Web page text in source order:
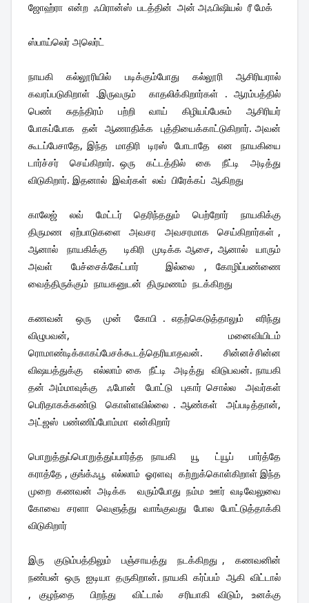
ஜோஹ்ரா  என்ற  ஃபிரான்ஸ்  படத்தின்  அன் அஃபிஷியல்  ரீ மேக்
ஸ்பாய்லெர் அலெர்ட்
நாயகி  கல்லூரியில்  படிக்கும்போது  கல்லூரி  ஆசிரியரால்
கவரப்படுகிறாள் .இருவரும்  காதலிக்கிறார்கள் . ஆரம்பத்தில்
பெண்  சுதந்திரம்  பற்றி  வாய்  கிழியப்பேசும்  ஆசிரியர்
போகப்போக  தன்  ஆணாதிக்க  புத்தியைக்காட்டுகிறார். அவன்
கூடப்பேசாதே, இந்த  மாதிரி  டிரஸ்  போடாதே  என  நாயகியை
டார்ச்சர்  செய்கிறார். ஒரு  கட்டத்தில்  கை  நீட்டி  அடித்து
விடுகிறார். இதனால்  இவர்கள்  லவ்  பிரேக்கப்  ஆகிறது
காலேஜ்  லவ்  மேட்டர்  தெரிந்ததும்  பெற்றோர்  நாயகிக்கு
திருமண  ஏற்பாடுகளை  அவசர  அவசரமாக  செய்கிறார்கள் ,
ஆனால்  நாயகிக்கு    டிகிரி  முடிக்க ஆசை, ஆனால்  யாரும்
அவள்  பேச்சைக்கேட்பார்   இல்லை , கோழிப்பண்ணை
வைத்திருக்கும்  நாயகனுடன்  திருமணம்  நடக்கிறது
கணவன்  ஒரு  முன்  கோபி . எதற்கெடுத்தாலும்  எரிந்து
விழுபவன், மனைவியிடம்
ரொமாண்டிக்காகப்பேசக்கூடத்தெரியாதவன். சின்னச்சின்ன
விஷயத்துக்கு   எல்லாம் கை  நீட்டி  அடித்து  விடுபவன். நாயகி
தன் அம்மாவுக்கு  ஃபோன்  போட்டு  புகார் சொல்ல  அவர்கள்
பெரிதாகக்கண்டு  கொள்ளவில்லை . ஆண்கள்  அப்படித்தான்,
அட்ஜஸ்  பண்ணிப்போம்மா  என்கிறார்
பொறுத்துப்பொறுத்துப்பார்த்த நாயகி  யூ  ட்யூப்  பார்த்தே
கராத்தே , குங்க்ஃபூ  எல்லாம்  ஓரளவு  கற்றுக்கொள்கிறாள் இந்த
முறை  கணவன்  அடிக்க    வரும்போது  நம்ம  ஊர்  வடிவேலுவை
கோவை  சரளா  வெளுத்து  வாங்குவது  போல  போட்டுத்தாக்கி
விடுகிறார்
இரு  குடும்பத்திலும்  பஞ்சாயத்து  நடக்கிறது ,  கணவனின்
நண்பன்  ஒரு  ஐடியா  தருகிறான். நாயகி  கர்ப்பம்  ஆகி  விட்டால்
, குழந்தை  பிறந்து  விட்டால்  சரியாகி விடும், உனக்கு